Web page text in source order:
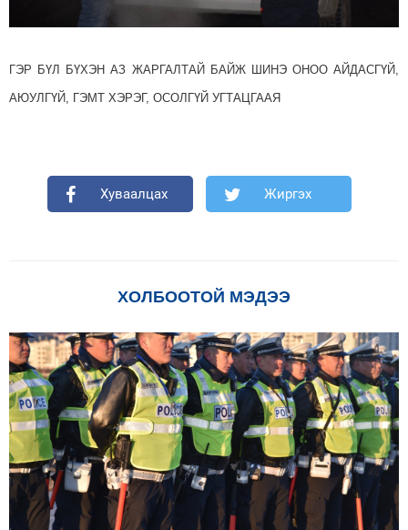
ГЭР БҮЛ БҮХЭН АЗ ЖАРГАЛТАЙ БАЙЖ ШИНЭ ОНОО АЙДАСГҮЙ,
АЮУЛГҮЙ, ГЭМТ ХЭРЭГ, ОСОЛГҮЙ УГТАЦГААЯ
Хуваалцах Жиргэх
ХОЛБООТОЙ МЭДЭЭ